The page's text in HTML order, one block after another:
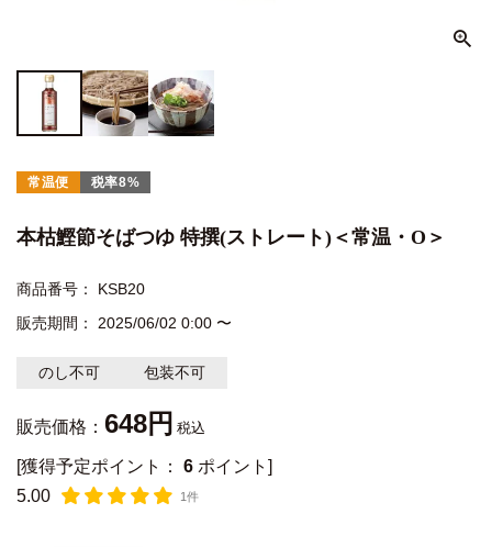
常温便 税率8%
本枯鰹節そばつゆ 特撰(ストレート)＜常温・O＞
商品番号
KSB20
販売期間
2025/06/02 0:00 〜
のし不可 包装不可
販売価格： 648 税込
[獲得予定ポイント： 6 ポイント]
5.00
1件